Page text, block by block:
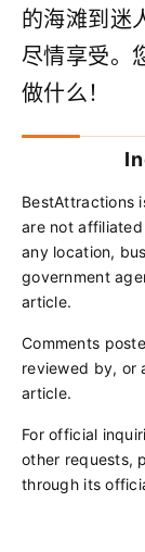
的海滩到迷
尽情享受。
做什么！
BestAttractions
are not
any location,
government
article.
Comments
reviewed by, or
article.
For official
other requests,
through its